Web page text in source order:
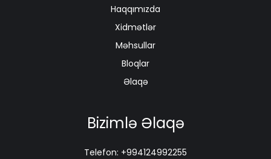
Haqqımızda
Xidmətlər
Məhsullar
Bloqlar
Əlaqə
Bizimlə Əlaqə
Telefon: +994124992255